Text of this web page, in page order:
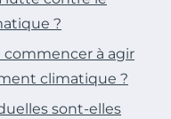
?
à agir
climatique ?
sont-elles